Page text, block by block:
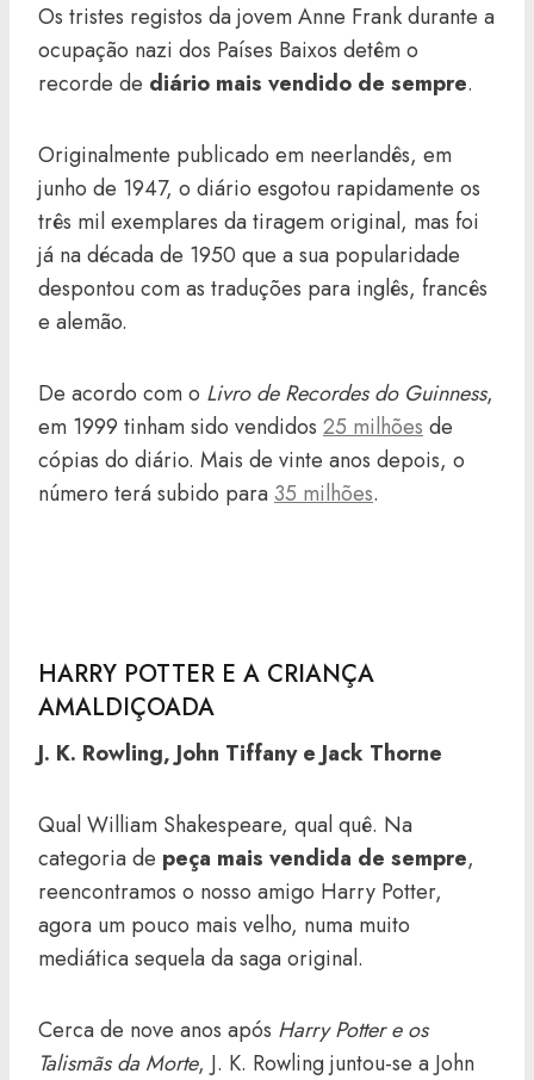
Os tristes registos da jovem Anne Frank durante a
ocupação nazi dos Países Baixos detêm o
recorde de diário mais vendido de sempre.
Originalmente publicado em neerlandês, em
junho de 1947, o diário esgotou rapidamente os
três mil exemplares da tiragem original, mas foi
já na década de 1950 que a sua popularidade
despontou com as traduções para inglês, francês
e alemão.
De acordo com o Livro de Recordes do Guinness,
em 1999 tinham sido vendidos 25 milhões de
cópias do diário. Mais de vinte anos depois, o
número terá subido para35 milhões.
HARRY POTTER E A CRIANÇA
AMALDIÇOADA
J. K. Rowling, John Tiffany e Jack Thorne
Qual William Shakespeare, qual quê. Na
categoria de peça mais vendida de sempre,
reencontramos o nosso amigo Harry Potter,
agora um pouco mais velho, numa muito
mediática sequela da saga original.
Cerca de nove anos após Harry Potter e os
Talismãs da Morte, J. K. Rowling juntou-se a John